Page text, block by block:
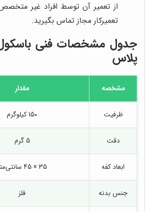
از تعمیر آن توسط افراد غیر
تعمیرکار مجاز تماس بگیرید.
پلاس
مشخصه مقدار
ظرفیت 150 کیلوگرم
دقت 5 گرم
ابعاد کفه 35 × 45 سانتی‌متر
جنس بدنه فلز